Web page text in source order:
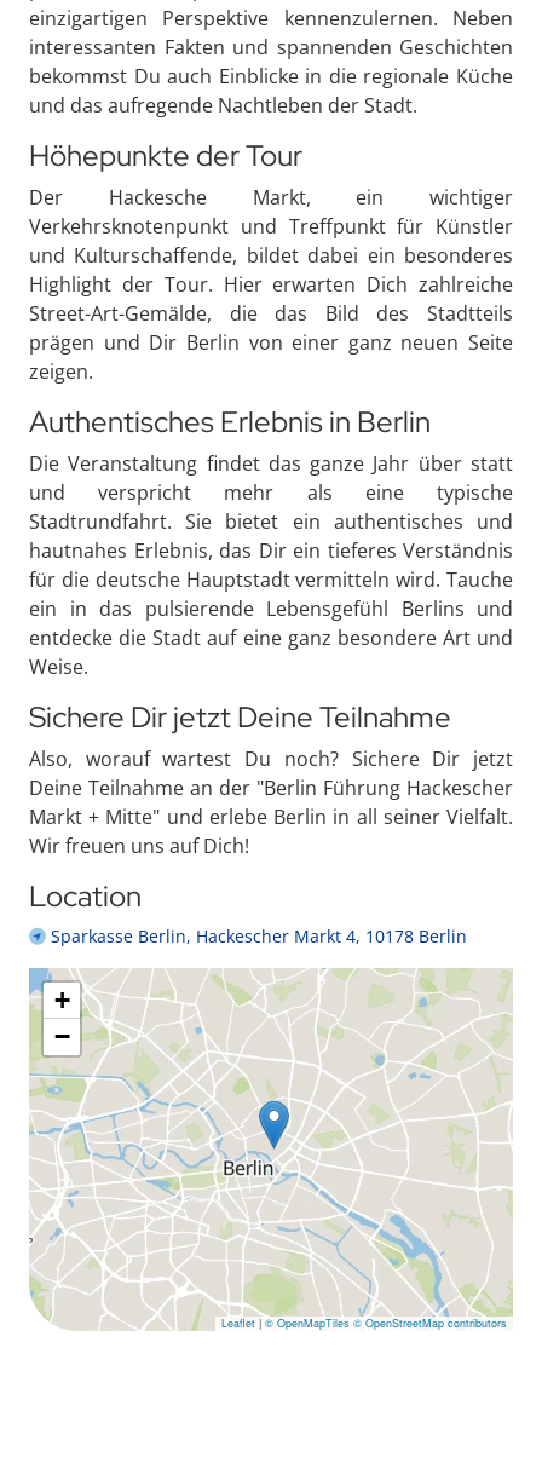
einzigartigen Perspektive kennenzulernen. Neben
interessanten Fakten und spannenden Geschichten
bekommst Du auch Einblicke in die regionale Küche
und das aufregende Nachtleben der Stadt.
Höhepunkte der Tour
Der Hackesche Markt, ein wichtiger
Verkehrsknotenpunkt und Treffpunkt für Künstler
und Kulturschaffende, bildet dabei ein besonderes
Highlight der Tour. Hier erwarten Dich zahlreiche
Street-Art-Gemälde, die das Bild des Stadtteils
prägen und Dir Berlin von einer ganz neuen Seite
zeigen.
Authentisches Erlebnis in Berlin
Die Veranstaltung findet das ganze Jahr über statt
und verspricht mehr als eine typische
Stadtrundfahrt. Sie bietet ein authentisches und
hautnahes Erlebnis, das Dir ein tieferes Verständnis
für die deutsche Hauptstadt vermitteln wird. Tauche
ein in das pulsierende Lebensgefühl Berlins und
entdecke die Stadt auf eine ganz besondere Art und
Weise.
Sichere Dir jetzt Deine Teilnahme
Also, worauf wartest Du noch? Sichere Dir jetzt
Deine Teilnahme an der "Berlin Führung Hackescher
Markt + Mitte" und erlebe Berlin in all seiner Vielfalt.
Wir freuen uns auf Dich!
Location
Sparkasse Berlin, Hackescher Markt 4, 10178 Berlin
+
−
Leaflet | © OpenMapTiles © OpenStreetMap contributors